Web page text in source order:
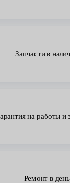
Запчасти в
на работы и
Ремонт в